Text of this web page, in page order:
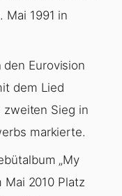
Mai 1991 in
den Eurovision
dem Lied
zweiten Sieg in
markierte.
„My
Mai 2010 Platz